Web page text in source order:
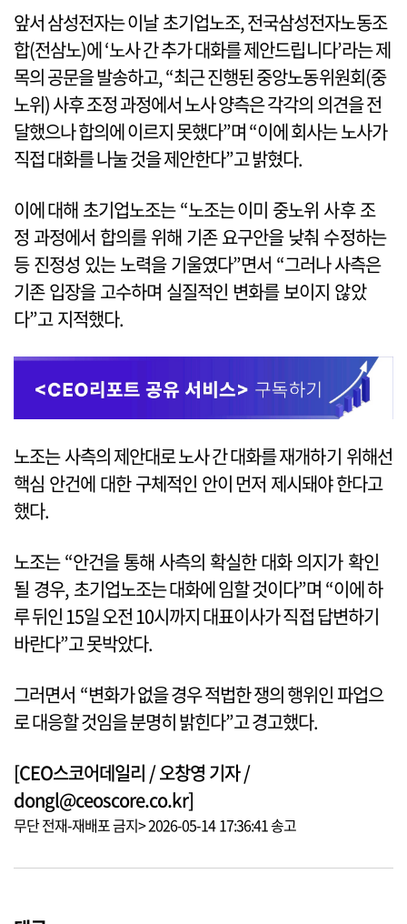
앞서 삼성전자는 이날 초기업노조, 전국삼성전자노동조
합(전삼노)에 ‘노사 간 추가 대화를 제안드립니다’라는 제
목의 공문을 발송하고, “최근 진행된 중앙노동위원회(중
노위) 사후 조정 과정에서 노사 양측은 각각의 의견을 전
달했으나 합의에 이르지 못했다”며 “이에 회사는 노사가
직접 대화를 나눌 것을 제안한다”고 밝혔다.
이에 대해 초기업노조는 “노조는 이미 중노위 사후 조
정 과정에서 합의를 위해 기존 요구안을 낮춰 수정하는
등 진정성 있는 노력을 기울였다”면서 “그러나 사측은
기존 입장을 고수하며 실질적인 변화를 보이지 않았
다”고 지적했다.
노조는 사측의 제안대로 노사 간 대화를 재개하기 위해선
핵심 안건에 대한 구체적인 안이 먼저 제시돼야 한다고
했다.
노조는 “안건을 통해 사측의 확실한 대화 의지가 확인
될 경우, 초기업노조는 대화에 임할 것이다”며 “이에 하
루 뒤인 15일 오전 10시까지 대표이사가 직접 답변하기
바란다”고 못박았다.
그러면서 “변화가 없을 경우 적법한 쟁의 행위인 파업으
로 대응할 것임을 분명히 밝힌다”고 경고했다.
[CEO스코어데일리 / 오창영 기자 /
dongl@ceoscore.co.kr]
무단 전재-재배포 금지> 2026-05-14 17:36:41 송고